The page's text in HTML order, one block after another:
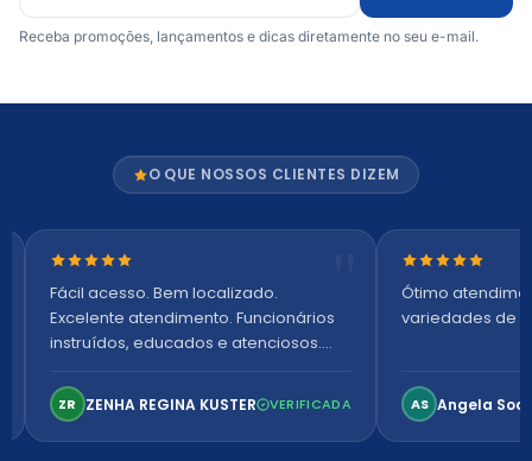
Receba promoções, lançamentos e dicas diretamente no seu e-mail.
O QUE NOSSOS CLIENTES DIZEM
Nota 5 de 5 estrelas
Fácil acesso. Bem localizado.
Excelente atendimento. Funcionários
instruídos, educados e atenciosos.
confortável. Perfeito!
ZR ZENHA REGINA KUSTER VERIFICADA
Nota 5 de 5
Ótimo
variedades de
AS Angela